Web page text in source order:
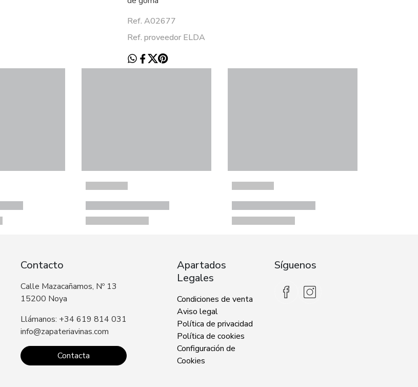
Ref. A02677
Ref. proveedor ELDA
Contacto
Calle Mazacañamos, Nº 13
15200 Noya
Llámanos: +34 619 814 031
info@zapateriavinas.com
Contacta
Apartados
Legales
Condiciones de venta
Aviso legal
Política de privacidad
Política de cookies
Configuración de
Cookies
Síguenos